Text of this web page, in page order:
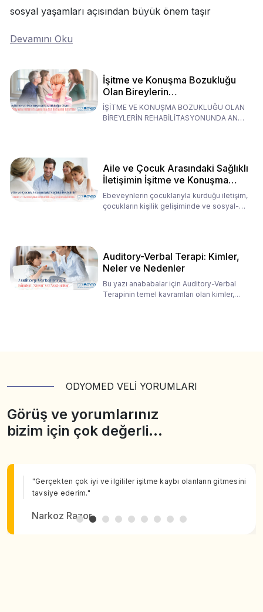
sosyal yaşamları açısından büyük önem taşır
Devamını Oku
İşitme ve Konuşma Bozukluğu
Olan Bireylerin
Rehabilitasyonunda Ana
Babaların Tutumları
İŞİTME VE KONUŞMA BOZUKLUĞU OLAN
BİREYLERİN REHABİLİTASYONUNDA ANA
Aile ve Çocuk Arasındaki Sağlıklı
İletişimin İşitme ve Konuşma
Rehabilitasyonundaki Rolü
Ebeveynlerin çocuklarıyla kurduğu iletişim,
çocukların kişilik gelişiminde ve sosyal-
Auditory-Verbal Terapi: Kimler,
Neler ve Nedenler
Bu yazı anababalar için Auditory-Verbal
Terapinin temel kavramları olan kimler,
ODYOMED VELİ YORUMLARI
Görüş ve yorumlarınız
bizim için çok değerli…
"Gerçekten çok iyi ve ilgililer işitme kaybı olanların gitmesini
tavsiye ederim."
Narkoz Razor